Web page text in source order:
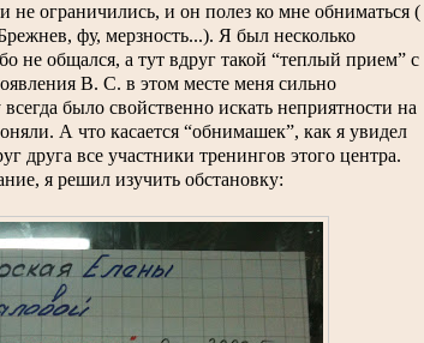
ограничились, и он полез ко мне обниматься (
фу, мерзность...). Я был несколько
не общался, а тут вдруг такой “теплый прием” с
В. С. в этом месте меня сильно
было свойственно искать неприятности на
А что касается “обнимашек”, как я увидел
друга все участники тренингов этого центра.
я решил изучить обстановку: